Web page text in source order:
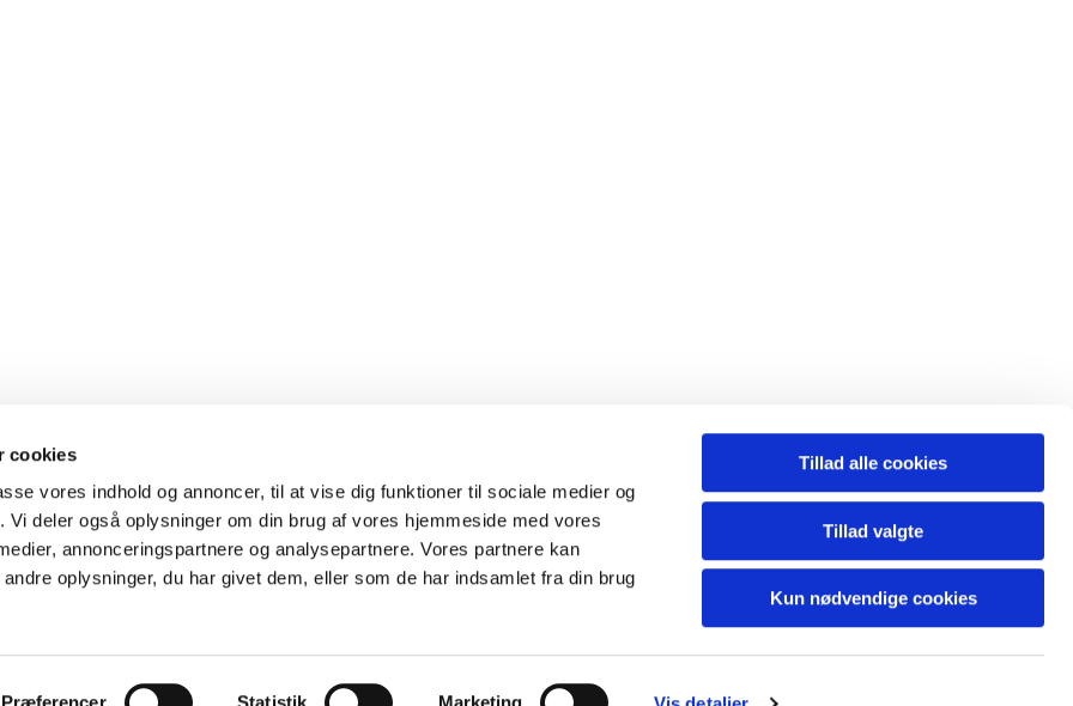
cookies
vores indhold og annoncer, til at vise dig funktioner til sociale medier og
deler også oplysninger om din brug af vores hjemmeside med vores
annonceringspartnere og analysepartnere. Vores partnere kan
oplysninger, du har givet dem, eller som de har indsamlet fra din brug
Præferencer Statistik Marketing
Tillad alle cookies
Tillad valgte
Kun nødvendige cookies
Følg Kokkedal Kirke påFacebookog påInstagram
· Højmose Vænge 2A 2970 Hørsholm4576 7681 kokkedal.sogn@km.dk
Cookiepolitik
Tilgængelighedserklæring